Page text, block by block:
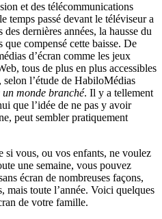
et des télécommunications
temps passé devant le téléviseur a
dernières années, la hausse du
compensé cette baisse. De
d’écran comme les jeux
tous de plus en plus accessibles
l’étude de HabiloMédias
un monde branché. Il y a tellement
que l’idée de ne pas y avoir
peut sembler pratiquement
si vous, ou vos enfants, ne voulez
une semaine, vous pouvez
écran de nombreuses façons,
mais toute l’année. Voici quelques
de votre famille.